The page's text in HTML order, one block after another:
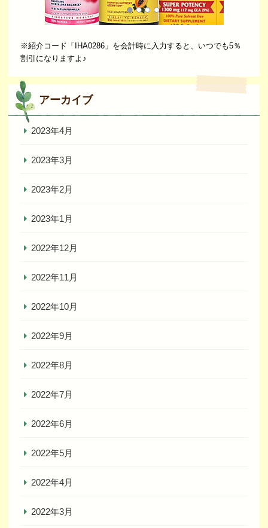
※紹介コード「IHA0286」を会計時に入力すると、いつでも5％
割引になりますよ♪
アーカイブ
2023年4月
2023年3月
2023年2月
2023年1月
2022年12月
2022年11月
2022年10月
2022年9月
2022年8月
2022年7月
2022年6月
2022年5月
2022年4月
2022年3月